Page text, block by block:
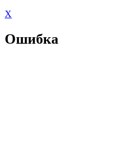
X
Ошибка